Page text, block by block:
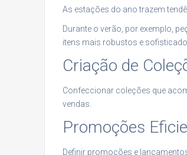
As estações do ano trazem
Durante o verão, por exemplo,
itens mais robustos e
Criação de
Confeccionar coleções que
vendas.
Promoções
Definir promoções e